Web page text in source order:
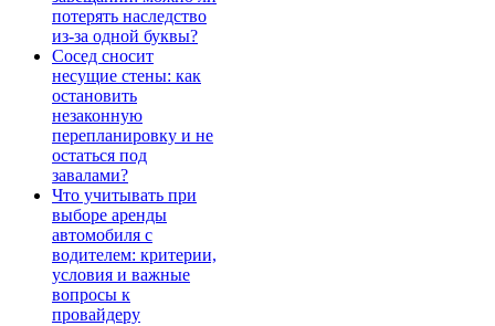
потерять наследство
из-за одной буквы?
Сосед сносит
несущие стены: как
остановить
незаконную
перепланировку и не
остаться под
завалами?
Что учитывать при
выборе аренды
автомобиля с
водителем: критерии,
условия и важные
вопросы к
провайдеру